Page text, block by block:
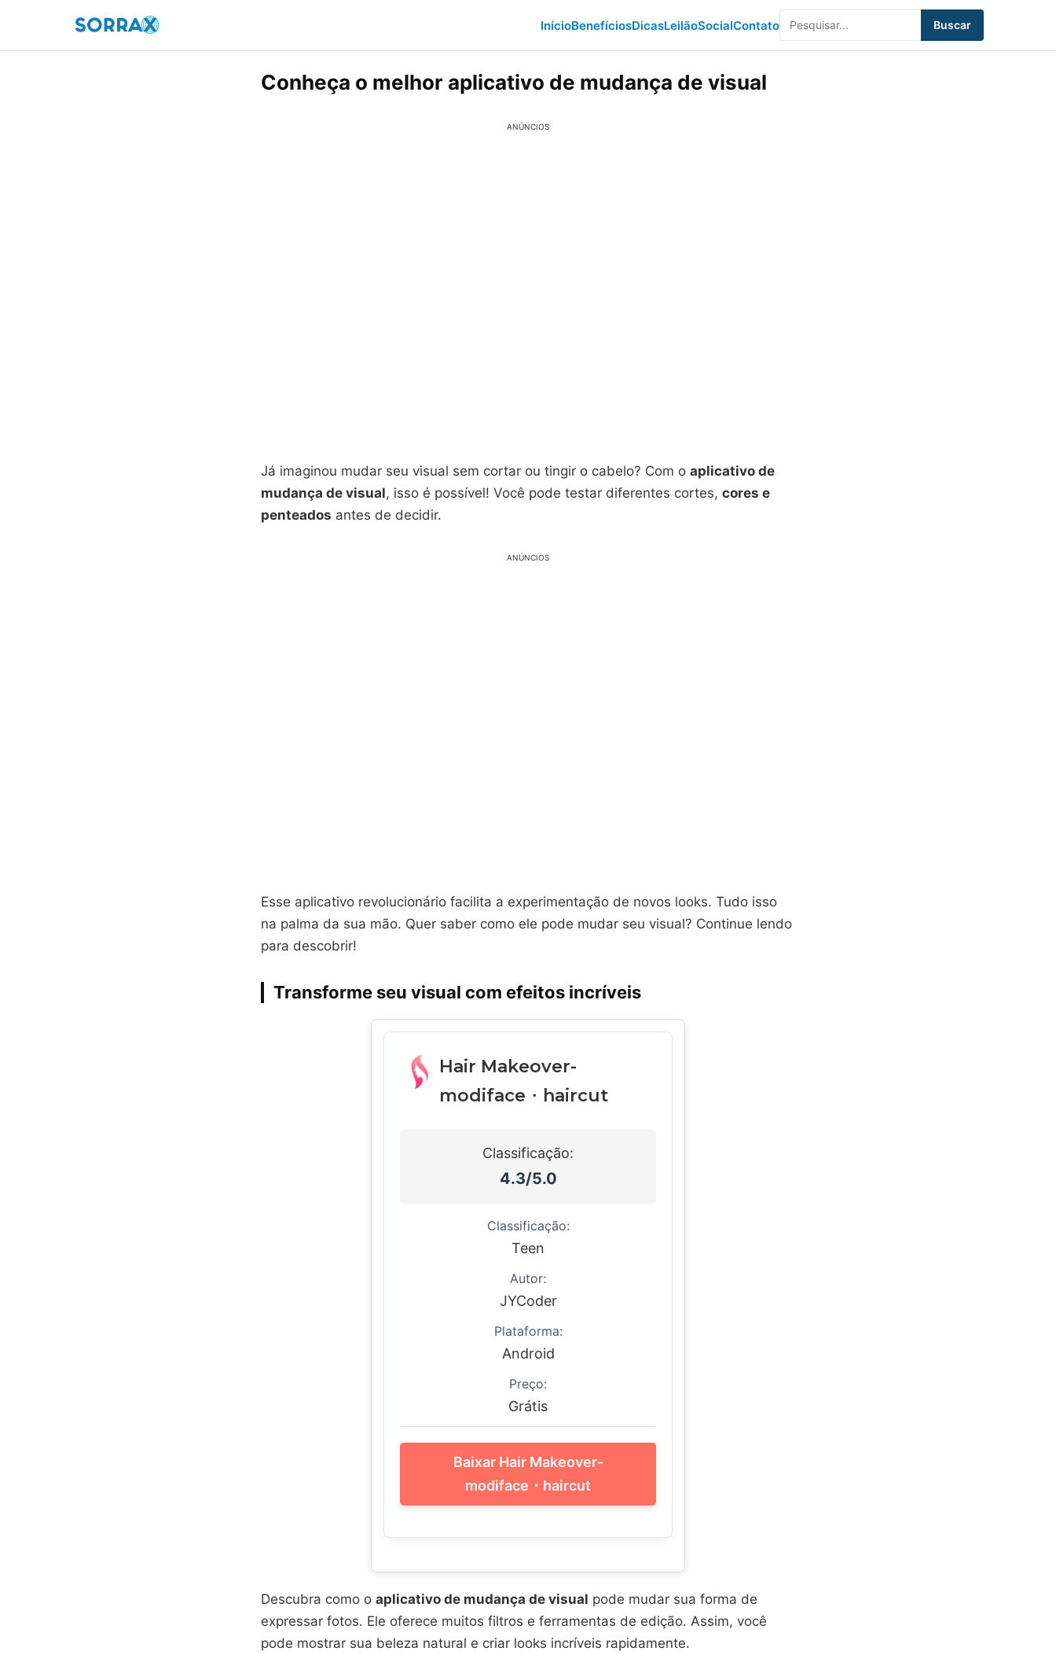
InícioBenefíciosDicasLeilãoSocialContato Buscar
Conheça o melhor aplicativo de mudança de visual
ANÚNCIOS
Já imaginou mudar seu visual sem cortar ou tingir o cabelo? Com o aplicativo de
mudança de visual, isso é possível! Você pode testar diferentes cortes, cores e
penteados antes de decidir.
ANÚNCIOS
Esse aplicativo revolucionário facilita a experimentação de novos looks. Tudo isso
na palma da sua mão. Quer saber como ele pode mudar seu visual? Continue lendo
para descobrir!
Transforme seu visual com efeitos incríveis
Hair Makeover-
modiface・haircut
Classificação:
4.3/5.0
Classificação:
Teen
Autor:
JYCoder
Plataforma:
Android
Preço:
Grátis
Baixar Hair Makeover-
modiface・haircut
Descubra como o aplicativo de mudança de visual pode mudar sua forma de
expressar fotos. Ele oferece muitos filtros e ferramentas de edição. Assim, você
pode mostrar sua beleza natural e criar looks incríveis rapidamente.